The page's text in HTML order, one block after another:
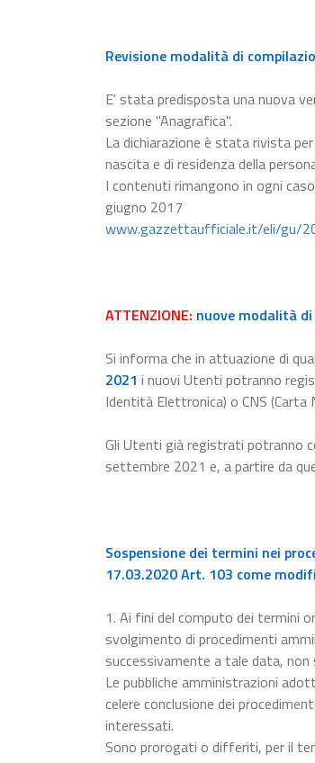
Revisione modalità di
E' stata predisposta una nuova
sezione "Anagrafica".
La dichiarazione è stata rivista
nascita e di residenza della
I contenuti rimangono in ogni
giugno 2017
www.gazzettaufficiale.it/eli/
ATTENZIONE: nuove modalità
Si informa che in attuazione di
2021 i nuovi Utenti potranno
Identità Elettronica) o CNS (Carta
Gli Utenti già registrati potranno
settembre 2021 e, a partire da
Sospensione dei termini nei
17.03.2020 Art. 103 come
1. Ai fini del computo dei termini
svolgimento di procedimenti
successivamente a tale data,
Le pubbliche amministrazioni
celere conclusione dei
interessati.
Sono prorogati o differiti, per il